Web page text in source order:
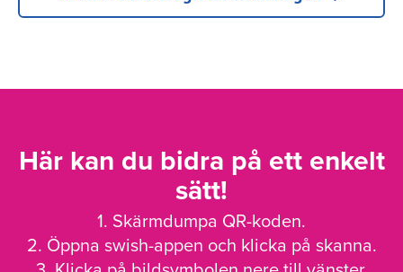
Här kan du bidra på ett enkelt
sätt!
1. Skärmdumpa QR-koden.
2. Öppna swish-appen och klicka på skanna.